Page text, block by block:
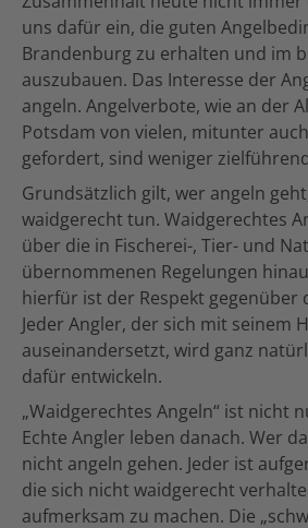
uns dafür ein, die guten
Brandenburg zu erhalten und im
auszubauen. Das Interesse der
angeln. Angelverbote, wie an der
Potsdam von vielen, mitunter
gefordert, sind weniger
Grundsätzlich gilt, wer angeln
waidgerecht tun. Waidgerechtes
über die in Fischerei-, Tier- und
übernommenen Regelungen
hierfür ist der Respekt gegenüber
Jeder Angler, der sich mit seinem
auseinandersetzt, wird ganz
dafür entwickeln.
„Waidgerechtes Angeln“ ist nicht
Echte Angler leben danach. Wer
nicht angeln gehen. Jeder ist
die sich nicht waidgerecht
aufmerksam zu machen. Die